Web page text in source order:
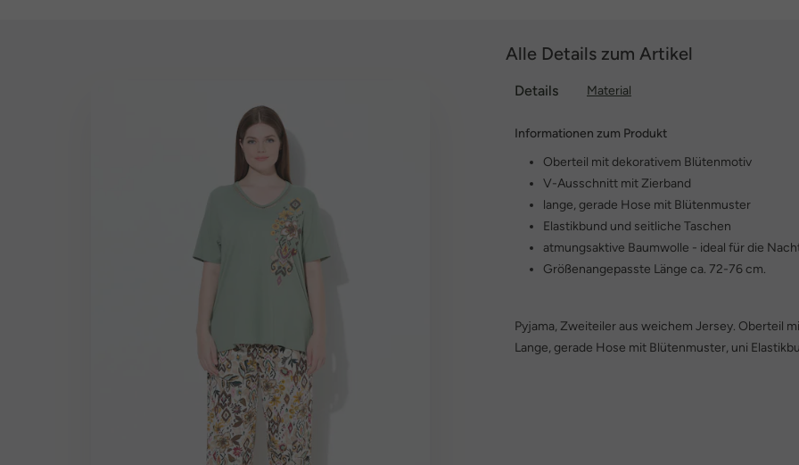
Alle Details zum Artikel
Details Material
Informationen zum Produkt
Oberteil mit dekorativem Blütenmotiv
V-Ausschnitt mit Zierband
lange, gerade Hose mit Blütenmuster
Elastikbund und seitliche Taschen
atmungsaktive Baumwolle - ideal für die
Größenangepasste Länge ca. 72-76 cm.
Pyjama, Zweiteiler aus weichem Jersey. Oberteil
Lange, gerade Hose mit Blütenmuster, uni